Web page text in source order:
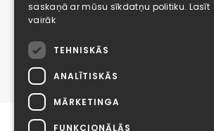
Copyright © 2015-2026 elizings.lv | All
elizings - Kredītu salīdzināšana,
SIA ELIZINGS.LV - pilnvaru apjoms -
saskaņā ar mūsu sīkdatņu politiku. Lasīt
vairāk
TEHNISKĀS
ANALĪTISKĀS
MĀRKETINGA
FUNKCIONĀLĀS